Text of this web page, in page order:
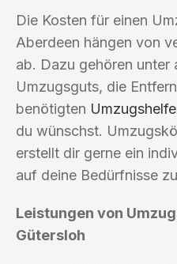
Die Kosten für einen
Aberdeen hängen von
ab. Dazu gehören unter
Umzugsguts, die
benötigten
du wünschst.
erstellt dir gerne ein
auf deine Bedürfnisse
Leistungen von
Gütersloh